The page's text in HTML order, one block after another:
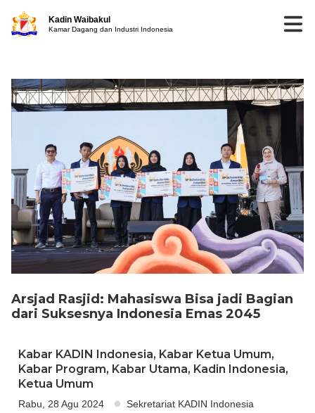
Kadin Waibakul
Kamar Dagang dan Industri Indonesia
Arsjad Rasjid: Mahasiswa Bisa jadi Bagian
dari Suksesnya Indonesia Emas 2045
Kabar KADIN Indonesia, Kabar Ketua Umum,
Kabar Program, Kabar Utama, Kadin Indonesia,
Ketua Umum
Rabu, 28 Agu 2024 Sekretariat KADIN Indonesia